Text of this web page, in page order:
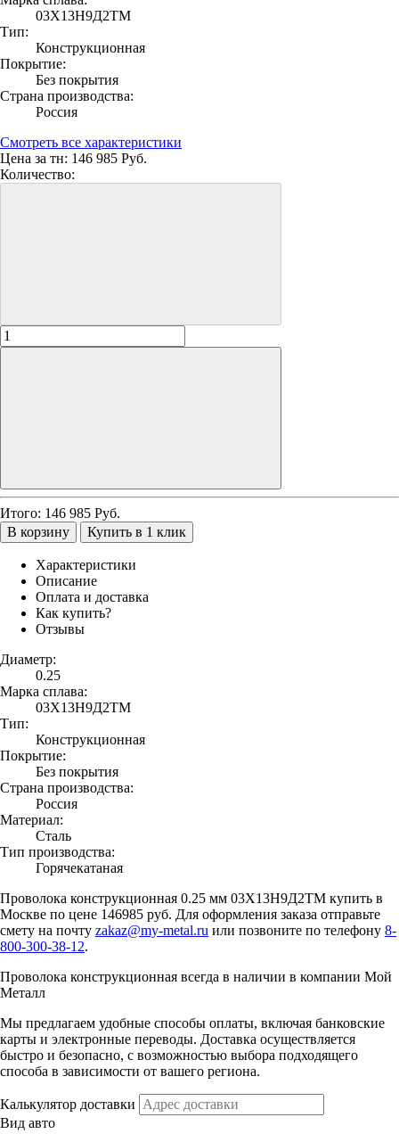
03Х13Н9Д2ТМ
Тип:
Конструкционная
Покрытие:
Без покрытия
Страна производства:
Россия
Смотреть все характеристики
Цена за тн: 146 985 Руб.
Количество:
Итого: 146 985 Руб.
В корзину
Купить в 1 клик
Характеристики
Описание
Оплата и доставка
Как купить?
Отзывы
Диаметр:
0.25
Марка сплава:
03Х13Н9Д2ТМ
Тип:
Конструкционная
Покрытие:
Без покрытия
Страна производства:
Россия
Материал:
Сталь
Тип производства:
Горячекатаная
Проволока конструкционная 0.25 мм 03Х13Н9Д2ТМ купить в
Москве по цене 146985 руб. Для оформления заказа отправьте
смету на почту zakaz@my-metal.ru или позвоните по телефону 8-
800-300-38-12.
Проволока конструкционная всегда в наличии в компании Мой
Металл
Мы предлагаем удобные способы оплаты, включая банковские
карты и электронные переводы. Доставка осуществляется
быстро и безопасно, с возможностью выбора подходящего
способа в зависимости от вашего региона.
Калькулятор доставки
Вид авто